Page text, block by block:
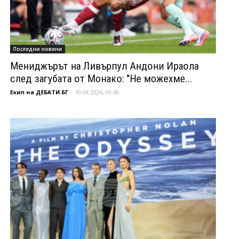
Последни новини
Мениджърът на Ливърпул Андони Ираола
след загубата от Монако: "Не можехме...
Екип на ДЕБАТИ.БГ - 10.08.2026, 09:40